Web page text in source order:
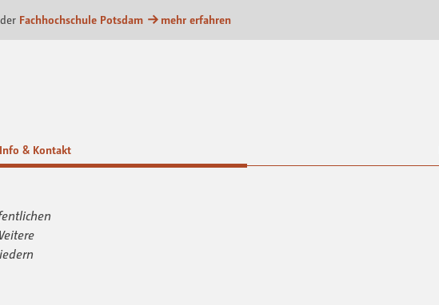
Fachhochschule Potsdam mehr erfahren
Info & Kontakt